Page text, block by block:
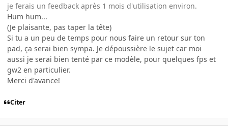
je ferais un feedback après 1 mois d'utilisation environ.
Hum hum...
(Je plaisante, pas taper la tête)
Si tu a un peu de temps pour nous faire un retour sur ton
pad, ça serai bien sympa. Je dépoussière le sujet car moi
aussi je serai bien tenté par ce modèle, pour quelques fps et
gw2 en particulier.
Merci d'avance!
Citer